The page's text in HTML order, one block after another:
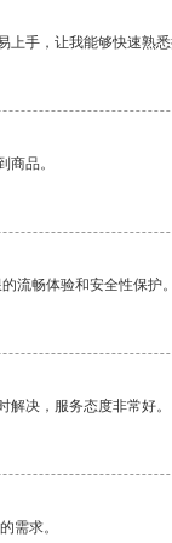
手，让我能够快速熟悉
商品。
流畅体验和安全性保护。
决，服务态度非常好。
需求。